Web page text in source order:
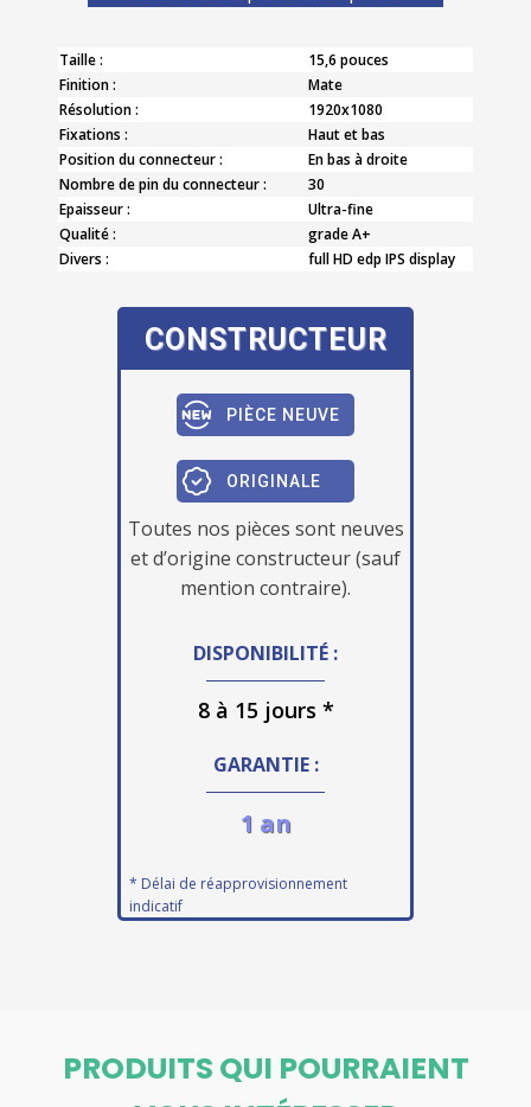
Taille :
15,6 pouces
Finition :
Mate
Résolution :
1920x1080
Fixations :
Haut et bas
Position du connecteur :
En bas à droite
Nombre de pin du connecteur :
30
Epaisseur :
Ultra-fine
Qualité :
grade A+
Divers :
full HD edp IPS display
CONSTRUCTEUR
PIÈCE NEUVE
ORIGINALE
Toutes nos pièces sont neuves
et d’origine constructeur (sauf
mention contraire).
DISPONIBILITÉ :
8 à 15 jours *
GARANTIE :
1 an
* Délai de réapprovisionnement
indicatif
PRODUITS QUI POURRAIENT